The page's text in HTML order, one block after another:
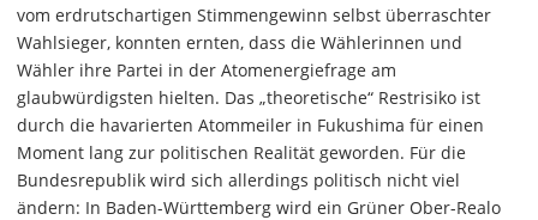
vom erdrutschartigen Stimmengewinn selbst überraschter
Wahlsieger, konnten ernten, dass die Wählerinnen und
Wähler ihre Partei in der Atomenergiefrage am
glaubwürdigsten hielten. Das „theoretische“ Restrisiko ist
durch die havarierten Atommeiler in Fukushima für einen
Moment lang zur politischen Realität geworden. Für die
Bundesrepublik wird sich allerdings politisch nicht viel
ändern: In Baden-Württemberg wird ein Grüner Ober-Realo